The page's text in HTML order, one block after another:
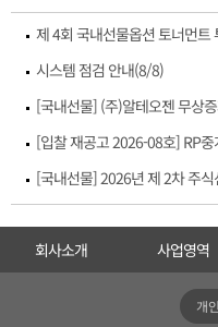
제 4회 국내선물옵션 토너먼트
시스템 점검 안내(8/8)
[국내선물] (주)알테오젠 무상
[입찰 재공고 2026-08호] RP
[국내선물] 2026년 제 2차 주
회사소개 사업영역
개